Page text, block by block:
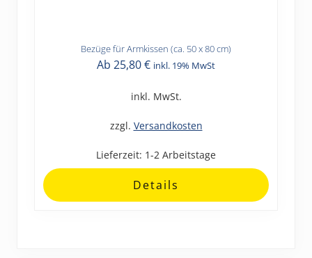
Bezüge für Armkissen (ca. 50 x 80 cm)
Ab 25,80€ inkl. 19% MwSt
inkl. MwSt.
zzgl. Versandkosten
Lieferzeit: 1-2 Arbeitstage
Details
Optionen
können